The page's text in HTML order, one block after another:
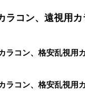
コン、遠視用
ラコン、格安乱視用
ラコン、格安乱視